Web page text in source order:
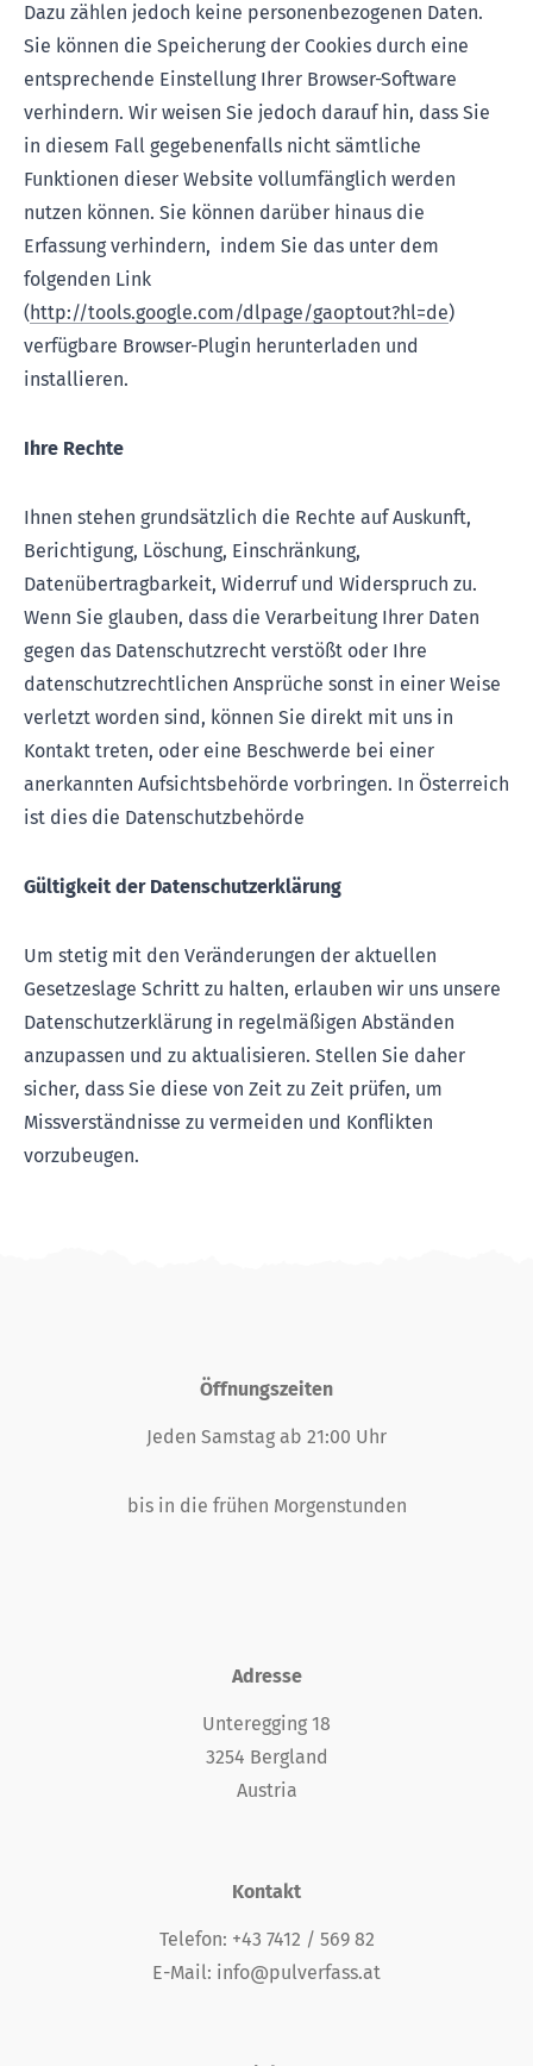
Dazu zählen jedoch keine personenbezogenen Daten.
Sie können die Speicherung der Cookies durch eine
entsprechende Einstellung Ihrer Browser-Software
verhindern. Wir weisen Sie jedoch darauf hin, dass Sie
in diesem Fall gegebenenfalls nicht sämtliche
Funktionen dieser Website vollumfänglich werden
nutzen können. Sie können darüber hinaus die
Erfassung verhindern, indem Sie das unter dem
folgenden Link
(http://tools.google.com/dlpage/gaoptout?hl=de)
verfügbare Browser-Plugin herunterladen und
installieren.
Ihre Rechte
Ihnen stehen grundsätzlich die Rechte auf Auskunft,
Berichtigung, Löschung, Einschränkung,
Datenübertragbarkeit, Widerruf und Widerspruch zu.
Wenn Sie glauben, dass die Verarbeitung Ihrer Daten
gegen das Datenschutzrecht verstößt oder Ihre
datenschutzrechtlichen Ansprüche sonst in einer Weise
verletzt worden sind, können Sie direkt mit uns in
Kontakt treten, oder eine Beschwerde bei einer
anerkannten Aufsichtsbehörde vorbringen. In Österreich
ist dies die Datenschutzbehörde
Gültigkeit der Datenschutzerklärung
Um stetig mit den Veränderungen der aktuellen
Gesetzeslage Schritt zu halten, erlauben wir uns unsere
Datenschutzerklärung in regelmäßigen Abständen
anzupassen und zu aktualisieren. Stellen Sie daher
sicher, dass Sie diese von Zeit zu Zeit prüfen, um
Missverständnisse zu vermeiden und Konflikten
vorzubeugen.
Öffnungszeiten
Jeden Samstag ab 21:00 Uhr
bis in die frühen Morgenstunden
Adresse
Unteregging 18
3254 Bergland
Austria
Kontakt
Telefon: +43 7412 / 569 82
E-Mail: info@pulverfass.at